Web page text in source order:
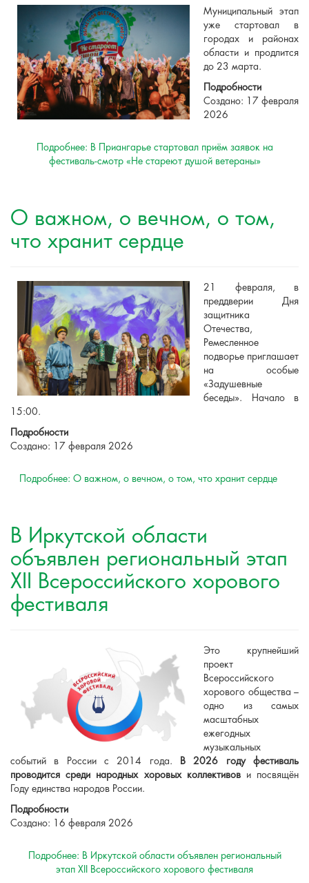
Муниципальный этап
уже стартовал в
городах и районах
области и продлится
до 23 марта.
Подробности
Создано: 17 февраля
2026
Подробнее: В Приангарье стартовал приём заявок на
фестиваль-смотр «Не стареют душой ветераны»
О важном, о вечном, о том,
что хранит сердце
21 февраля, в
преддверии Дня
защитника
Отечества,
Ремесленное
подворье приглашает
на особые
«Задушевные
беседы». Начало в
15:00.
Подробности
Создано: 17 февраля 2026
Подробнее: О важном, о вечном, о том, что хранит сердце
В Иркутской области
объявлен региональный этап
XII Всероссийского хорового
фестиваля
Это крупнейший
проект
Всероссийского
хорового общества –
одно из самых
масштабных
ежегодных
музыкальных
событий в России с 2014 года.
В 2026 году фестиваль
проводится среди народных хоровых коллективов и посвящён
Году единства народов России.
Подробности
Создано: 16 февраля 2026
Подробнее: В Иркутской области объявлен региональный
этап XII Всероссийского хорового фестиваля